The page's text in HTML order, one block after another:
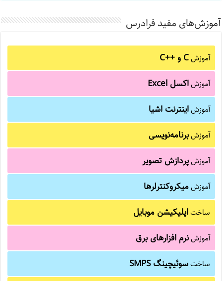
آموزش‌های مفید فرادرس
آموزشC و C++‎
آموزشاکسل Excel
آموزشاینترنت اشیا
آموزشبرنامه‌نویسی
آموزشپردازش تصویر
آموزشمیکروکنترلرها
ساختاپلیکیشن موبایل
آموزشنرم افزارهای برق
ساختسوئیچینگ SMPS